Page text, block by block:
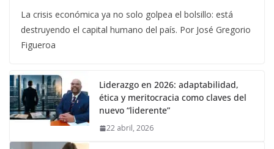
La crisis económica ya no solo golpea el bolsillo: está
destruyendo el capital humano del país. Por José Gregorio
Figueroa
Liderazgo en 2026: adaptabilidad,
ética y meritocracia como claves del
nuevo “liderente”
22 abril, 2026